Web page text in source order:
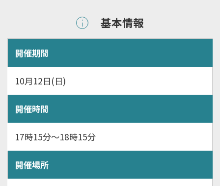
基本情報
開催期間
10月12日(日)
開催時間
17時15分～18時15分
開催場所